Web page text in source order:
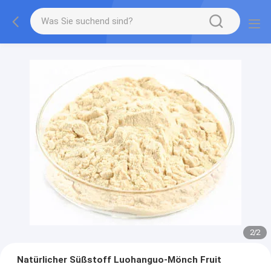
2/2
Natürlicher Süßstoff Luohanguo-Mönch Fruit